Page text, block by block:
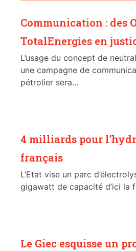
Communication : des
TotalEnergies en
L’usage du concept de
une campagne de
pétrolier sera...
4 milliards pour
français
L’Etat vise un parc
gigawatt de capacité d’ici la
Le Giec esquisse un